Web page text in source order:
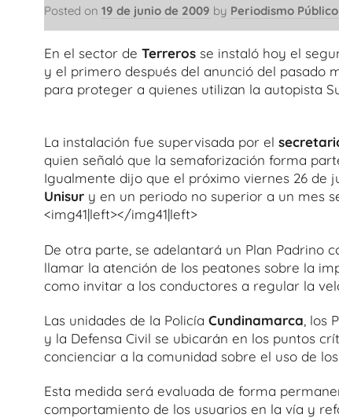
Posted on 19 de junio de 2009 by Periodismo Público
En el sector de Terreros se instaló hoy el
y el primero después del anunció del pasado
para proteger a quienes utilizan la autopista
La instalación fue supervisada por el
quien señaló que la semaforización forma
Igualmente dijo que el próximo viernes 26 de
Unisur y en un periodo no superior a un mes
<img41|left></img41|left>
De otra parte, se adelantará un Plan Padrino
llamar la atención de los peatones sobre la
como invitar a los conductores a regular la
Las unidades de la Policía Cundinamarca ,
y la Defensa Civil se ubicarán en los puntos
concienciar a la comunidad sobre el uso de
Esta medida será evaluada de forma
comportamiento de los usuarios en la vía y